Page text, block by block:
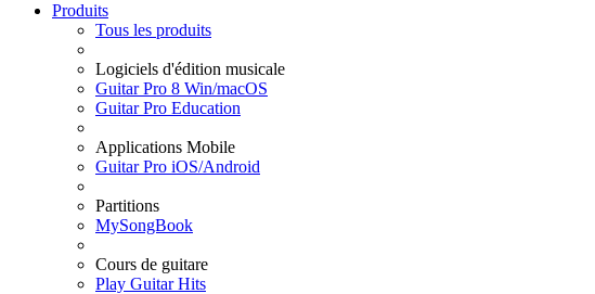
Produits
Tous les produits
Logiciels d'édition musicale
Guitar Pro 8 Win/macOS
Guitar Pro Education
Applications Mobile
Guitar Pro iOS/Android
Partitions
MySongBook
Cours de guitare
Play Guitar Hits